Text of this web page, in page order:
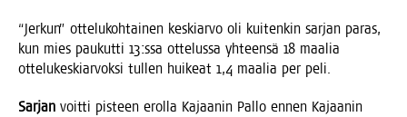
“Jer­kun” otte­lu­koh­tai­nen kes­kiar­vo oli kui­ten­kin sar­jan paras,
kun mies pau­kut­ti 13:ssa otte­lus­sa yhteen­sä 18 maa­lia
otte­lu­kes­kiar­vok­si tul­len hui­keat 1,4 maa­lia per peli.
Sar­jan voit­ti pis­teen erol­la Kajaa­nin Pal­lo ennen Kajaa­nin